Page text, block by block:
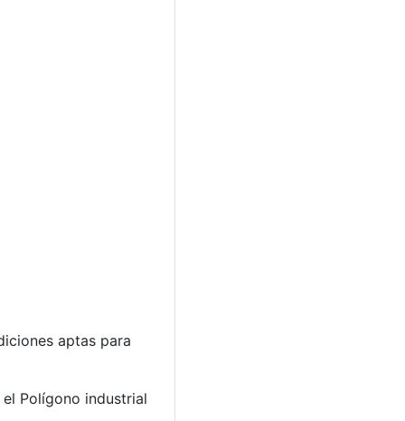
aptas para
Polígono industrial